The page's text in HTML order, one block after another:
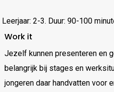
Leerjaar: 2-3. Duur: 90-100
Work it
Jezelf kunnen presenteren en
belangrijk bij stages en
jongeren daar handvatten voor